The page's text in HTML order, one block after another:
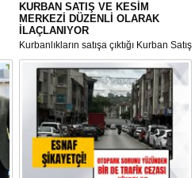
KURBAN SATIŞ VE KESİM
MERKEZİ DÜZENLİ OLARAK
İLAÇLANIYOR
Kurbanlıkların satışa çıktığı Kurban Satış
ve Kesim Merkezi, haşere ve
mikropların önüne geçilmesi amacıyla
her gün Gölbaşı Belediyesi ekipleri
tarafından düzenli olarak ilaçlanıyor.